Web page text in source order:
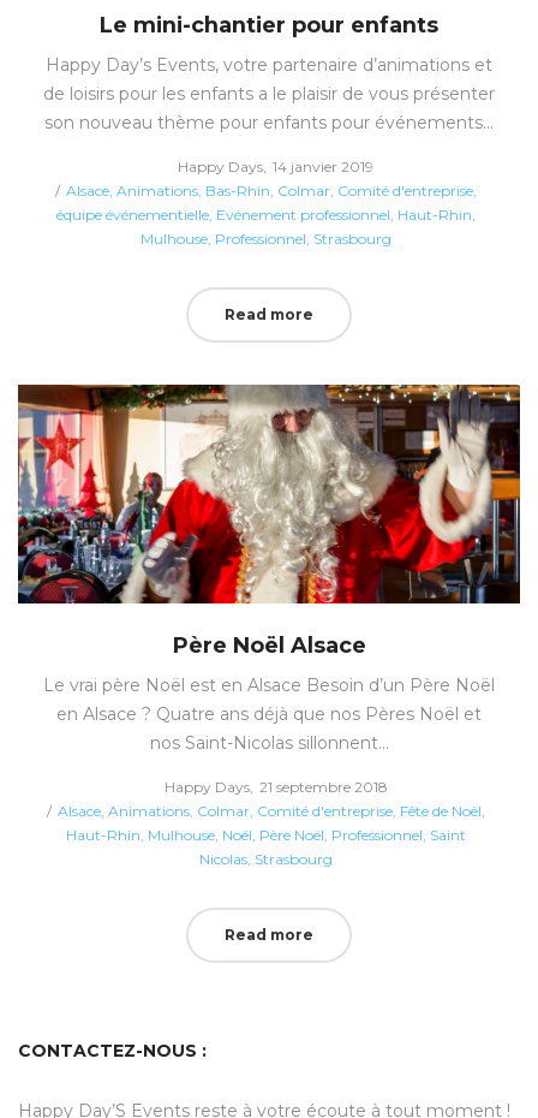
Le mini-chantier pour enfants
Happy Day’s Events, votre partenaire d’animations et
de loisirs pour les enfants a le plaisir de vous présenter
son nouveau thème pour enfants pour événements…
Happy Days Posted
on
14 janvier 2019
Posted
in
Alsace Animations Bas-Rhin Colmar Comité d'entreprise
équipe événementielle Evénement professionnel Haut-Rhin
Mulhouse Professionnel Strasbourg
Read more
Père Noël Alsace
Le vrai père Noël est en Alsace Besoin d’un Père Noël
en Alsace ? Quatre ans déjà que nos Pères Noël et
nos Saint-Nicolas sillonnent…
Happy Days Posted
on
21 septembre 2018
Posted
in
Alsace Animations Colmar Comité d'entreprise Fête de Noël
Haut-Rhin Mulhouse Noël Père Noël Professionnel Saint
Nicolas Strasbourg
Read more
CONTACTEZ-NOUS :
Happy Day’S Events reste à votre écoute à tout moment !